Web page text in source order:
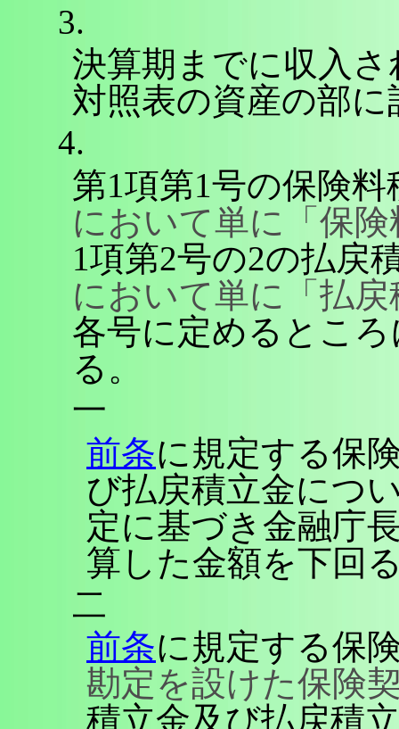
3.
決算期までに収入
対照表の資産の部
4.
第1項第1号の保険料
において単に「保
1項第2号の2の払戻
において単に「払
各号に定めるとこ
る。
一
前条に規定する保
び払戻積立金につ
定に基づき金融庁
算した金額を下回
二
前条に規定する保
勘定を設けた保険
積立金及び払戻積